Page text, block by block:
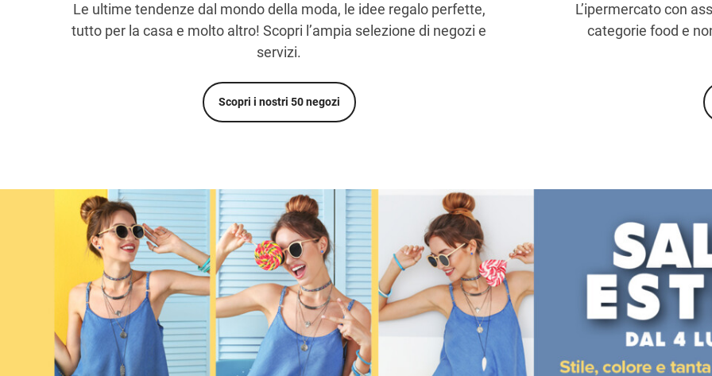
Le ultime tendenze dal mondo della moda, le idee regalo perfette,
tutto per la casa e molto altro! Scopri l’ampia selezione di negozi e
servizi.
Scopri i nostri 50 negozi
L’ipermercato con
categorie food e